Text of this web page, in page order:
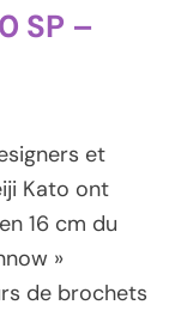
SP –
et
Kato ont
16 cm du
»
de brochets